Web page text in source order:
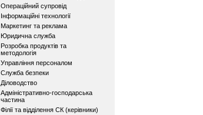
Операційний супровід
Інформаційні технології
Маркетинг та реклама
Юридична служба
Розробка продуктів та
методологія
Управління персоналом
Служба безпеки
Діловодство
Адміністративно-господарська
частина
Філії та відділення СК (керівники)